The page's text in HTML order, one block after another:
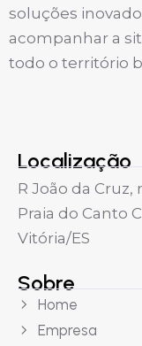
soluções
acompanhar a
todo o território
Localização
R João da Cruz,
Praia do Canto
Vitória/ES
Sobre
Home
Empresa